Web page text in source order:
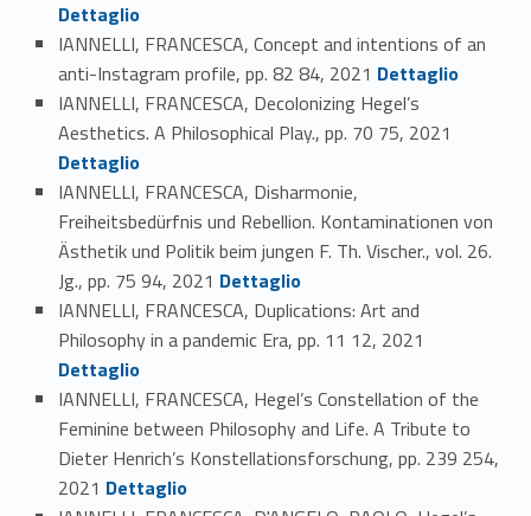
Dettaglio
IANNELLI, FRANCESCA, Concept and intentions of an
anti-Instagram profile, pp. 82 84, 2021 Link identifier #identifier_person_26517-120
Dettaglio
IANNELLI, FRANCESCA, Decolonizing Hegel’s
Aesthetics. A Philosophical Play., pp. 70 75, 2021
Dettaglio
IANNELLI, FRANCESCA, Disharmonie,
Freiheitsbedürfnis und Rebellion. Kontaminationen von
Ästhetik und Politik beim jungen F. Th. Vischer., vol. 26.
Jg., pp. 75 94, 2021 Link identifier #identifier_person_192916-122
Dettaglio
IANNELLI, FRANCESCA, Duplications: Art and
Philosophy in a pandemic Era, pp. 11 12, 2021
Dettaglio
IANNELLI, FRANCESCA, Hegel’s Constellation of the
Feminine between Philosophy and Life. A Tribute to
Dieter Henrich’s Konstellationsforschung, pp. 239 254,
2021 Link identifier #identifier_person_56309-124
Dettaglio